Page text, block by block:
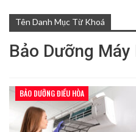
Tên Danh Mục Từ Khoá
Bảo Dưỡng Máy
BẢO DƯỠNG ĐIỀU HÒA